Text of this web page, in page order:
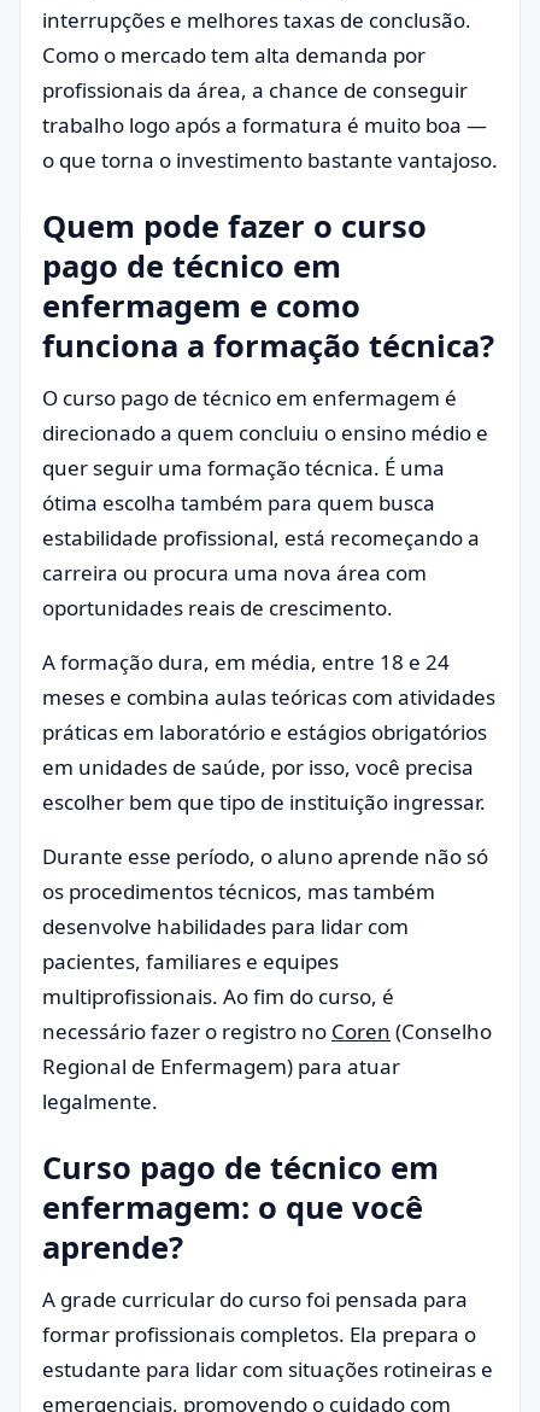
interrupções e melhores taxas de conclusão.
Como o mercado tem alta demanda por
profissionais da área, a chance de conseguir
trabalho logo após a formatura é muito boa —
o que torna o investimento bastante vantajoso.
Quem pode fazer o curso
pago de técnico em
enfermagem e como
funciona a formação técnica?
O curso pago de técnico em enfermagem é
direcionado a quem concluiu o ensino médio e
quer seguir uma formação técnica. É uma
ótima escolha também para quem busca
estabilidade profissional, está recomeçando a
carreira ou procura uma nova área com
oportunidades reais de crescimento.
A formação dura, em média, entre 18 e 24
meses e combina aulas teóricas com atividades
práticas em laboratório e estágios obrigatórios
em unidades de saúde, por isso, você precisa
escolher bem que tipo de instituição ingressar.
Durante esse período, o aluno aprende não só
os procedimentos técnicos, mas também
desenvolve habilidades para lidar com
pacientes, familiares e equipes
multiprofissionais. Ao fim do curso, é
necessário fazer o registro no Coren (Conselho
Regional de Enfermagem) para atuar
legalmente.
Curso pago de técnico em
enfermagem: o que você
aprende?
A grade curricular do curso foi pensada para
formar profissionais completos. Ela prepara o
estudante para lidar com situações rotineiras e
emergenciais, promovendo o cuidado com